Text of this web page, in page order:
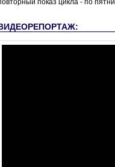
показ цикла - по